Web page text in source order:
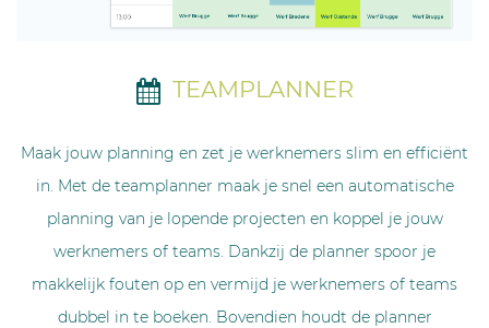
TEAMPLANNER
Maak jouw planning en zet je werknemers slim en efficiënt
in. Met de teamplanner maak je snel een automatische
planning van je lopende projecten en koppel je jouw
werknemers of teams. Dankzij de planner spoor je
makkelijk fouten op en vermijd je werknemers of teams
dubbel in te boeken. Bovendien houdt de planner